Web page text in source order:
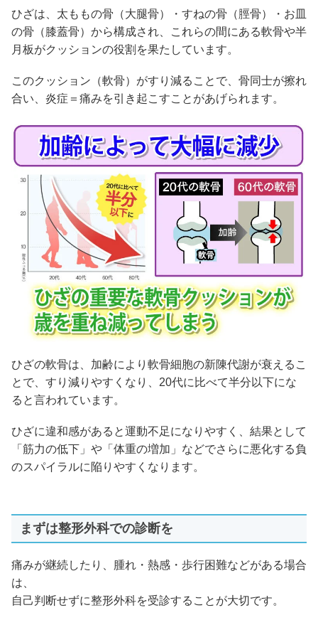
ひざは、太ももの骨（大腿骨）・すねの骨（脛骨）・お皿
の骨（膝蓋骨）から構成され、これらの間にある軟骨や半
月板がクッションの役割を果たしています。
このクッション（軟骨）がすり減ることで、骨同士が擦れ
合い、炎症＝痛みを引き起こすことがあげられます。
ひざの軟骨は、加齢により軟骨細胞の新陳代謝が衰えるこ
とで、すり減りやすくなり、20代に比べて半分以下にな
ると言われています。
ひざに違和感があると運動不足になりやすく、結果として
「筋力の低下」や「体重の増加」などでさらに悪化する負
のスパイラルに陥りやすくなります。
まずは整形外科での診断を
痛みが継続したり、腫れ・熱感・歩行困難などがある場合
は、
自己判断せずに整形外科を受診することが大切です。